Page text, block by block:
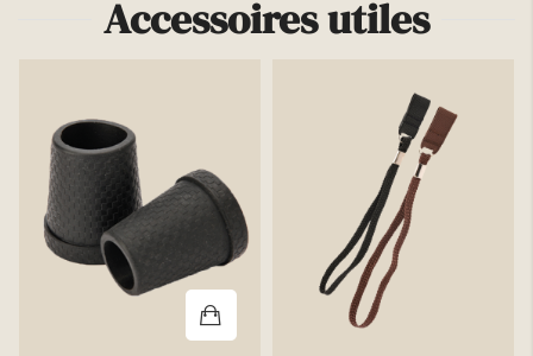
Accessoires utiles